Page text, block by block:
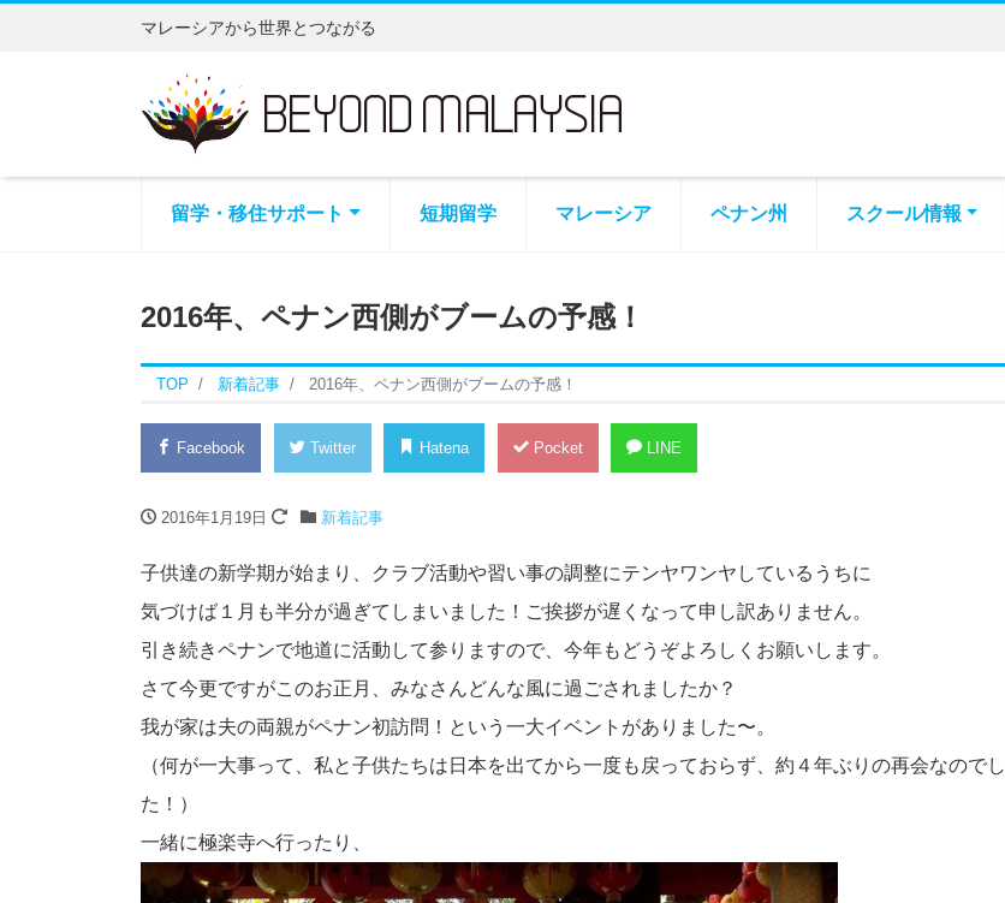
マレーシアから世界とつながる
留学・移住サポート 短期留学 マレーシア ペナン州 スクール情報
2016年、ペナン西側がブームの予感！
TOP 新着記事 2016年、ペナン西側がブームの予感！
Facebook Twitter Hatena Pocket LINE
2016年1月19日 新着記事
子供達の新学期が始まり、クラブ活動や習い事の調整にテンヤワンヤしているうちに
気づけば１月も半分が過ぎてしまいました！ご挨拶が遅くなって申し訳ありません。
引き続きペナンで地道に活動して参りますので、今年もどうぞよろしくお願いします。
さて今更ですがこのお正月、みなさんどんな風に過ごされましたか？
我が家は夫の両親がペナン初訪問！という一大イベントがありました〜。
（何が一大事って、私と子供たちは日本を出てから一度も戻っておらず、約４年ぶりの再会なのでし
た！）
一緒に極楽寺へ行ったり、